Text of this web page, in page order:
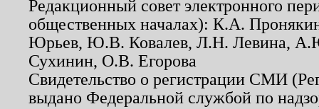
Редакционный совет электронного
общественных началах): К.А.
Юрьев, Ю.В. Ковалев, Л.Н. Левина,
Сухинин, О.В. Егорова
Свидетельство о регистрации СМИ
выдано Федеральной службой по